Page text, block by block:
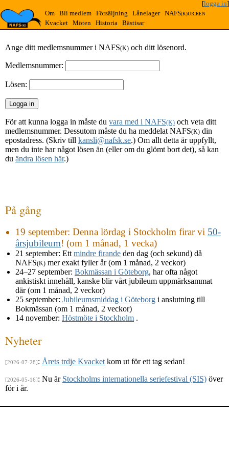
[logga in]
Om
Bli medlem Försäljning Lånelager NAFS(K)URIREN
Kvacket Möten Historia Bästisar
Ange ditt medlemsnummer i NAFS(K) och ditt lösenord.
Medlemsnummer:
Lösen:
För att kunna logga in måste du vara med i NAFS(K) och veta ditt
medlemsnummer. Dessutom måste du ha meddelat NAFS(K) din
epostadress. (Skriv till kansli@nafsk.se.) Om allt detta är uppfyllt,
men du inte har något lösen än (eller om du glömt bort det), så kan
du ändra lösen här.)
På gång
19 september: Denna lördag i Stockholm firar vi 50-
årsjubileum! (om 1 månad, 1 vecka)
21 september: Ett mindre firande den dag (och sekund) då
NAFS(K) mer exakt fyller år (om 1 månad, 2 veckor)
24–27 september: Bokmässan i Göteborg, har ofta något
ankistiskt innehåll, kanske blir vårt jubileum uppmärksammat
där (om 1 månad, 2 veckor)
25 september: Jubileumsmiddag i Göteborg i anslutning till
Bokmässan (om 1 månad, 2 veckor)
14 november: Höstmöte i Stockholm .
Nyheter
[2026-07-28] : Årets trdje Kvacket kom ut för ett tag sedan!
[2026-05-16] : Nu är Stockholms internationella seriefestival (SIS) över
för i år.